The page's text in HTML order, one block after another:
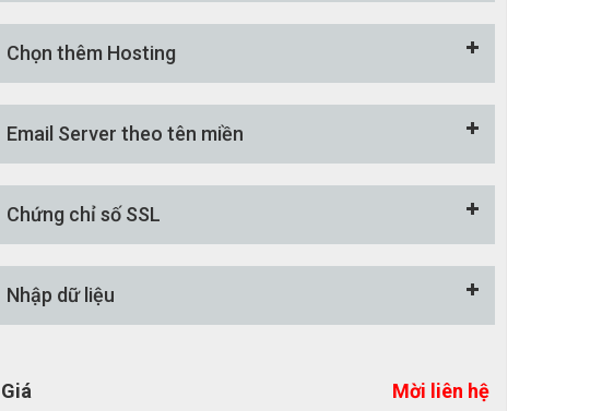
Chọn thêm Hosting
Email Server theo tên miền
Chứng chỉ số SSL
Nhập dữ liệu
Giá
Mời liên hệ